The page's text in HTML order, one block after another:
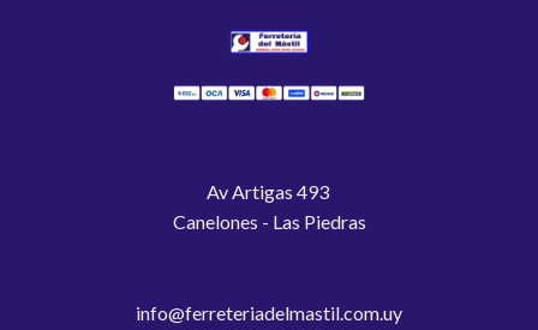
Av Artigas 493
Canelones - Las Piedras
info@ferreteriadelmastil.com.uy